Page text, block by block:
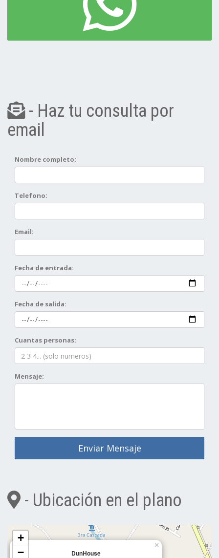
- Haz tu consulta por
email
Nombre completo:
Telefono:
Email:
Fecha de entrada:
Fecha de salida:
Cuantas personas:
Mensaje:
Enviar Mensaje
- Ubicación en el plano
DunHouse
×
+
−